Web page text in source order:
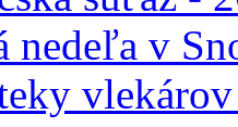
nedeľa v